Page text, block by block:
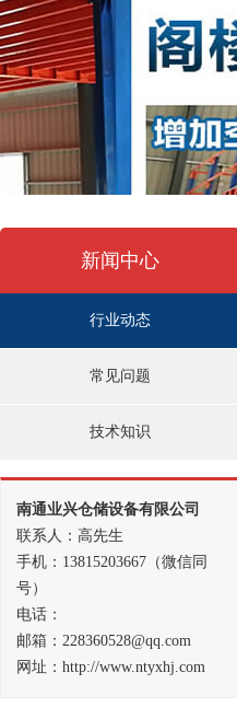
新闻中心
行业动态
常见问题
技术知识
南通业兴仓储设备有限公司
联系人：高先生
手机：13815203667（微信同
号）
电话：
邮箱：228360528@qq.com
网址：http://www.ntyxhj.com